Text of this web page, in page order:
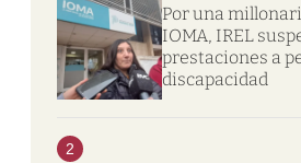
Por una
IOMA, IREL
prestaciones a
discapacidad
2